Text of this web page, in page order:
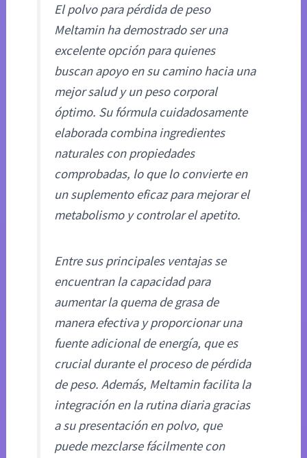
El polvo para pérdida de peso
Meltamin ha demostrado ser una
excelente opción para quienes
buscan apoyo en su camino hacia una
mejor salud y un peso corporal
óptimo. Su fórmula cuidadosamente
elaborada combina ingredientes
naturales con propiedades
comprobadas, lo que lo convierte en
un suplemento eficaz para mejorar el
metabolismo y controlar el apetito.
Entre sus principales ventajas se
encuentran la capacidad para
aumentar la quema de grasa de
manera efectiva y proporcionar una
fuente adicional de energía, que es
crucial durante el proceso de pérdida
de peso. Además, Meltamin facilita la
integración en la rutina diaria gracias
a su presentación en polvo, que
puede mezclarse fácilmente con